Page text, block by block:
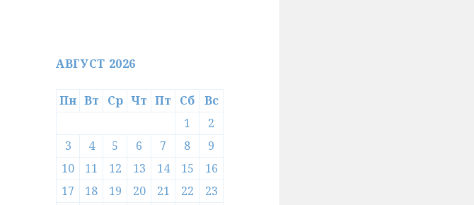
АВГУСТ 2026
Пн Вт Ср Чт Пт Сб
Вс
1
2
3
4 5 6 7 8
9
10
11 12 13 14 15
16
17
18 19 20 21 22
23